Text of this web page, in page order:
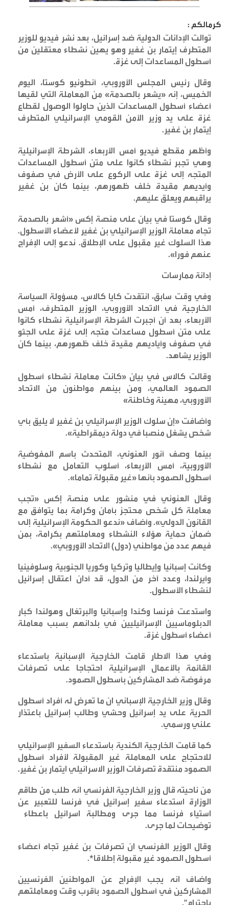
كرمالكم :
توالت الإدانات الدولية ضد إسرائيل، بعد نشر فيديو للوزير
المتطرف إيتمار بن غفير وهو يهين نشطاء معتقلين من
أسطول المساعدات إلى غزة.
وقال رئيس المجلس الأوروبي، أنطونيو كوستا، اليوم
الخميس، إنه «يشعر بالصدمة» من المعاملة التي لقيها
أعضاء أسطول المساعدات الذين حاولوا الوصول لقطاع
غزة على يد وزير الأمن القومي الإسرائيلي المتطرف
إيتمار بن غفير.
وأظهر مقطع فيديو أمس الأربعاء، الشرطة الإسرائيلية
وهي تجبر نشطاء كانوا على متن أسطول المساعدات
المتجه إلى غزة على الركوع على الأرض في صفوف
وأيديهم مقيدة خلف ظهورهم، بينما كان بن غفير
يراقبهم ويعلق عليهم.
وقال كوستا في بيان على منصة إكس «أشعر بالصدمة
تجاه معاملة الوزير الإسرائيلي بن غفير لأعضاء الأسطول.
هذا السلوك غير مقبول على الإطلاق. ندعو إلى الإفراج
عنهم فورا».
إدانة ممارسات
وفي وقت سابق، انتقدت كايا كالاس، مسؤولة السياسة
الخارجية في الاتحاد الأوروبي، الوزير المتطرف، أمس
الأربعاء، بعد أن أجبرت الشرطة الإسرائيلية نشطاء كانوا
على متن أسطول مساعدات متجه إلى غزة على الجثو
في صفوف وأياديهم مقيدة خلف ظهورهم، بينما كان
الوزير يشاهد.
وقالت كالاس في بيان «كانت معاملة نشطاء أسطول
الصمود العالمي، ومن بينهم مواطنون من الاتحاد
الأوروبي، مهينة وخاطئة»
وأضافت «إن سلوك الوزير الإسرائيلي بن غفير لا يليق بأي
شخص يشغل منصبا في دولة ديمقراطية».
بينما وصف أنور العنوني، المتحدث باسم المفوضية
الأوروبية، أمس الأربعاء، أسلوب التعامل مع نشطاء
أسطول الصمود بأنها «غير مقبولة تماما».
وقال العنوني في منشور على منصة إكس «تجب
معاملة كل شخص محتجز بأمان وكرامة بما يتوافق مع
القانون الدولي». وأضاف «ندعو الحكومة الإسرائيلية إلى
ضمان حماية هؤلاء النشطاء ومعاملتهم بكرامة، بمن
فيهم عدد من مواطني (دول) الاتحاد الأوروبي».
وكانت إسبانيا وإيطاليا وتركيا وكوريا الجنوبية وسلوفينيا
وأيرلندا، وعدد آخر من الدول، قد أدان اعتقال إسرائيل
لنشطاء الأسطول.
واستدعت فرنسا وكندا وإسبانيا والبرتغال وهولندا كبار
الدبلوماسيين الإسرائيليين في بلدانهم بسبب معاملة
أعضاء أسطول غزة.
وفي هذا الاطار قامت الخارجية الإسبانية باستدعاء
القائمة بالأعمال الإسرائيلية احتجاجا على تصرفات
مرفوضة ضد المشاركين بأسطول الصمود.
وقال وزير الخارجية الإسباني ان ما تعرض له أفراد أسطول
الحرية على يد إسرائيل وحشي وطالب إسرائيل باعتذار
علني ورسمي.
كما قامت الخارجية الكندية باستدعاء السفير الإسرائيلي
للاحتجاج على المعاملة غير المقبولة لأفراد أسطول
الصمود منتقدة تصرفات الوزير الاسرائيلي ايتمار بن غفير.
من ناحيته قال وزير الخارجية الفرنسي انه طلب من طاقم
الوزارة استدعاء سفير إسرائيل في فرنسا للتعبير عن
استياء فرنسا مما جرى ومطالبة اسرائيل باعطاء
توضيحات لما جرى.
وقال الوزير الفرنسي ان تصرفات بن غفير تجاه أعضاء
أسطول الصمود غير مقبولة إطلاقا*.
واضاف انه يجب الإفراج عن المواطنين الفرنسيين
المشاركين في أسطول الصمود بأقرب وقت ومعاملتهم
باحترام".